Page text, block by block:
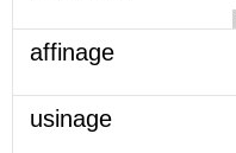
affinage
usinage